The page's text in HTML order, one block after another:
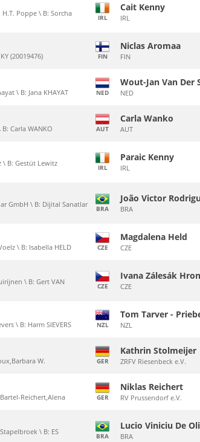
H.T. Poppe \ B: Sorcha
IRL
Cait Kenny
IRL
(20019476) FIN
Niclas Aromaa
FIN
\ B: Jana KHAYAT NED
Wout-Jan Van Der
NED
Carla WANKO AUT
Carla Wanko
AUT
\ B: Gestüt Lewitz
IRL
Paraic Kenny
IRL
GmbH \ B: Dijital Sanatlar
BRA
João Victor
BRA
\ B: Isabella HELD CZE
Magdalena Held
CZE
\ B: Gert VAN
CZE
Ivana Zálesák Hron
CZE
\ B: Harm SIEVERS NZL
Tom Tarver -
NZL
W. GER
Kathrin Stolmeijer
ZRFV Riesenbeck e.V.
Reichert,Alena GER
Niklas Reichert
RV Prussendorf e.V.
\ B: ES
BRA
Lucio Viniciu De
BRA